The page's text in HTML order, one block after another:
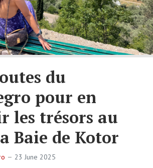
du
pour en
les trésors au
Baie de Kotor
23 June 2025